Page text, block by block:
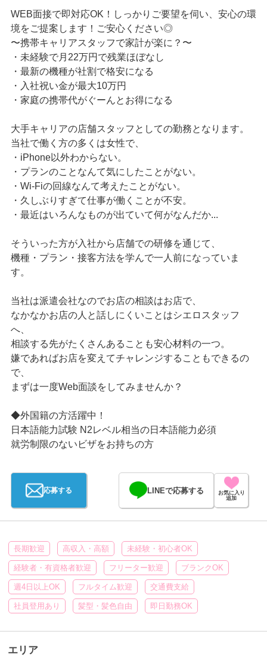
WEB面接で即対応OK！しっかりご要望を伺い、安心の環
境をご提案します！ご安心ください◎
〜携帯キャリアスタッフで家計が楽に？〜
・未経験で月22万円で残業ほぼなし
・最新の機種が社割で格安になる
・入社祝い金が最大10万円
・家庭の携帯代がぐーんとお得になる
大手キャリアの店舗スタッフとしての勤務となります。
当社で働く方の多くは女性で、
・iPhone以外わからない。
・プランのことなんて気にしたことがない。
・Wi-Fiの回線なんて考えたことがない。
・久しぶりすぎて仕事が働くことが不安。
・最近はいろんなものが出ていて何がなんだか...
そういった方が入社から店舗での研修を通じて、
機種・プラン・接客方法を学んで一人前になっていま
す。
当社は派遣会社なのでお店の相談はお店で、
なかなかお店の人と話しにくいことはシエロスタッフ
へ、
相談する先がたくさんあることも安心材料の一つ。
嫌であればお店を変えてチャレンジすることもできるの
で、
まずは一度Web面談をしてみませんか？
◆外国籍の方活躍中！
日本語能力試験 N2レベル相当の日本語能力必須
就労制限のないビザをお持ちの方
応募する LINEで応募する
お気に入り
追加
長期歓迎 高収入・高額 未経験・初心者OK
経験者・有資格者歓迎 フリーター歓迎 ブランクOK
週4日以上OK フルタイム歓迎 交通費支給
社員登用あり 髪型・髪色自由 即日勤務OK
エリア